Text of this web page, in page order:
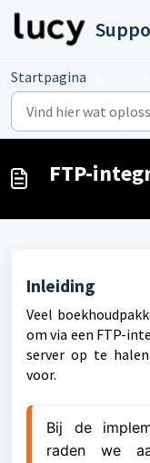
Startpagina
FTP-
Inleiding
Veel
om via een FTP-
server op te
voor.
Bij de
raden we